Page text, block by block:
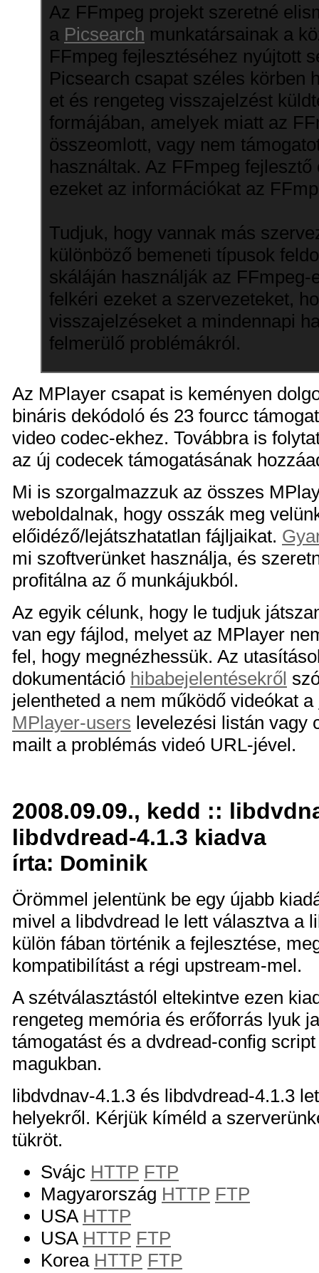
Az FFmpeg projekt szeretné
a Picsearch munkatársainak a
FFmpeg fejlesztéséhez nyújtott
Picsearch csapat széles körben
et és rengeteg visszajelzést
formájában, amelyek miatt az
összeomlott, vagy nem
használtak. Az FFmpeg
ezeket az információkat az
Tudjuk, hogy vannak más
különböző bemeneti típusok
skáláján használják az FFmpeg-
felkéri ezeket a szervezeteket,
visszajelzéseket a mindennapi
felmerülő problémákról.
Az MPlayer csapat is keményen
bináris dekódoló és 23 fourcc
video codec-ekhez. Továbbra is
az új codecek támogatásának
Mi is szorgalmazzuk az összes
weboldalnak, hogy osszák meg
előidéző/lejátszhatatlan fájljaikat.
mi szoftverünket használja, és
profitálna az ő munkájukból.
Az egyik célunk, hogy le tudjuk
van egy fájlod, melyet az MPlayer
fel, hogy megnézhessük. Az
dokumentáció hibabejelentésekről
jelentheted a nem működő videókat a
MPlayer-users levelezési listán vagy
mailt a problémás videó URL-jével.
2008.09.09., kedd ::
libdvdread-4.1.3 kiadva
írta: Dominik
Örömmel jelentünk be egy újabb
mivel a libdvdread le lett választva a
külön fában történik a fejlesztése,
kompatibilítást a régi upstream-mel.
A szétválasztástól eltekintve ezen
rengeteg memória és erőforrás lyuk
támogatást és a dvdread-config
magukban.
libdvdnav-4.1.3 és libdvdread-4.1.3
helyekről. Kérjük kíméld a
tükröt.
Svájc HTTP FTP
Magyarország HTTP FTP
USA HTTP
USA HTTP FTP
Korea HTTP FTP